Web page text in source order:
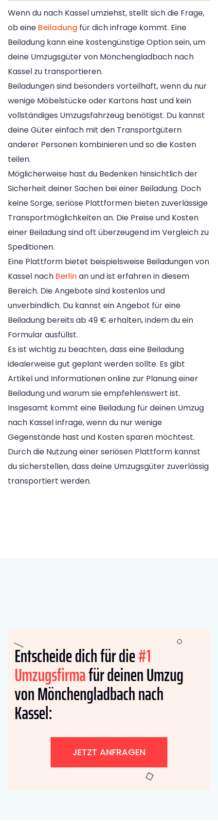
Wenn du nach Kassel umziehst, stellt sich die Frage,
ob eine Beiladung für dich infrage kommt. Eine
Beiladung kann eine kostengünstige Option sein, um
deine Umzugsgüter von Mönchengladbach nach
Kassel zu transportieren.
Beiladungen sind besonders vorteilhaft, wenn du nur
wenige Möbelstücke oder Kartons hast und kein
vollständiges Umzugsfahrzeug benötigst. Du kannst
deine Güter einfach mit den Transportgütern
anderer Personen kombinieren und so die Kosten
teilen.
Möglicherweise hast du Bedenken hinsichtlich der
Sicherheit deiner Sachen bei einer Beiladung. Doch
keine Sorge, seriöse Plattformen bieten zuverlässige
Transportmöglichkeiten an. Die Preise und Kosten
einer Beiladung sind oft überzeugend im Vergleich zu
Speditionen.
Eine Plattform bietet beispielsweise Beiladungen von
Kassel nach Berlin an und ist erfahren in diesem
Bereich. Die Angebote sind kostenlos und
unverbindlich. Du kannst ein Angebot für eine
Beiladung bereits ab 49 € erhalten, indem du ein
Formular ausfüllst.
Es ist wichtig zu beachten, dass eine Beiladung
idealerweise gut geplant werden sollte. Es gibt
Artikel und Informationen online zur Planung einer
Beiladung und warum sie empfehlenswert ist.
Insgesamt kommt eine Beiladung für deinen Umzug
nach Kassel infrage, wenn du nur wenige
Gegenstände hast und Kosten sparen möchtest.
Durch die Nutzung einer seriösen Plattform kannst
du sicherstellen, dass deine Umzugsgüter zuverlässig
transportiert werden.
Entscheide dich für die#1
Umzugsfirmafür deinen Umzug
von Mönchengladbach nach
Kassel:
JETZT ANFRAGEN